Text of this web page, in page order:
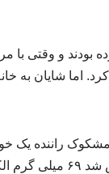
و وقتی با
اما شایان به
راننده یک
متوقف کردند. وقتی مأموران